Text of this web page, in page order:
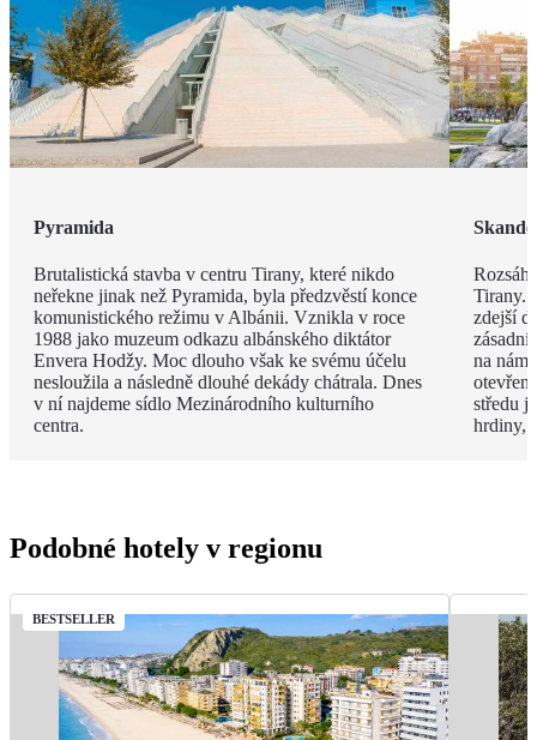
Pyramida
Brutalistická stavba v centru Tirany, které nikdo
neřekne jinak než Pyramida, byla předzvěstí konce
komunistického režimu v Albánii. Vznikla v roce
1988 jako muzeum odkazu albánského diktátor
Envera Hodžy. Moc dlouho však ke svému účelu
nesloužila a následně dlouhé dekády chátrala. Dnes
v ní najdeme sídlo Mezinárodního kulturního
centra.
Tirany.
zdejší
na
středu
hrdiny,
Podobné hotely v regionu
BESTSELLER